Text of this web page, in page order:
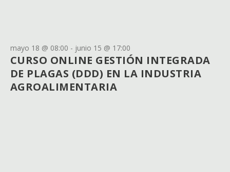
mayo 18 @ 08:00 - junio 15 @ 17:00
CURSO ONLINE GESTIÓN INTEGRADA
DE PLAGAS (DDD) EN LA INDUSTRIA
AGROALIMENTARIA